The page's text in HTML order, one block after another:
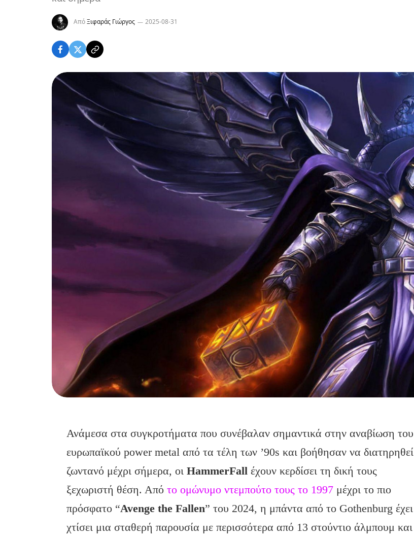
ΑπόΞιφαράς Γιώργος 2025-08-31
Ανάμεσα στα συγκροτήματα που συνέβαλαν σημαντικά στην αναβίωση του
ευρωπαϊκού power metal από τα τέλη των ’90s και βοήθησαν να διατηρηθεί
ζωντανό μέχρι σήμερα, οιHammerFall έχουν κερδίσει τη δική τους
ξεχωριστή θέση. Απότο ομώνυμο ντεμπούτο τους το 1997 μέχρι το πιο
πρόσφατο “Avenge the Fallen” του 2024, η μπάντα από το Gothenburg έχει
χτίσει μια σταθερή παρουσία με περισσότερα από 13 στούντιο άλμπουμ και